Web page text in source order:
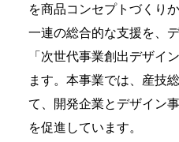
を商品コンセプトづくり
一連の総合的な支援を、
「次世代事業創出デザイ
ます。本事業では、産技
て、開発企業とデザイン
を促進しています。